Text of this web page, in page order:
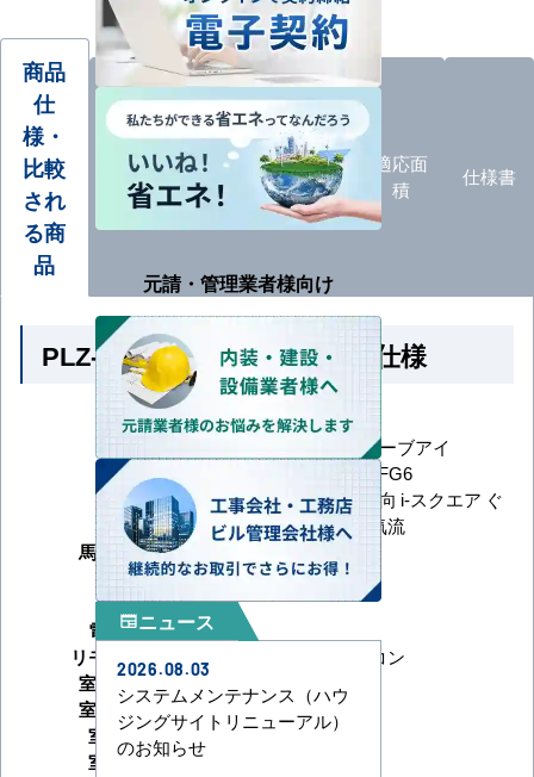
商品
仕
様・
比較
され
る商
品
オプ
ション
品
一覧
エアコ
ン形状
カタロ
グ
適応面
積
仕様書
PLZ-ZRMP63SHFG6 の商品仕様
メーカー
三菱電機
シリーズ
スリムZR 人感ムーブアイ
型番
PLZ-ZRMP63SHFG6
形状
天井カセット4方向 i-スクエア ぐ
るっとスマート気流
馬力（能力）
2.5馬力
冷房能力
暖房能力
電源タイプ
単相200V
リモコンタイプ
ワイヤードリモコン
室内機サイズ
室外機サイズ
室内機重量
室外機重量
元請・管理業者様向け
newspaperニュース
2026.08.03
システムメンテナンス（ハウ
ジングサイトリニューアル）
のお知らせ